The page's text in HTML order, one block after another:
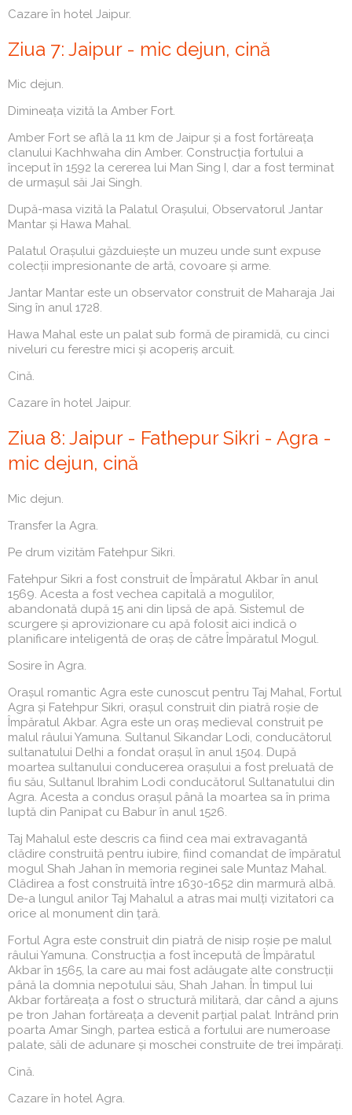
Cazare în hotel Jaipur.
Ziua 7: Jaipur - mic dejun, cină
Mic dejun.
Dimineața vizită la Amber Fort.
Amber Fort se află la 11 km de Jaipur și a fost fortăreața
clanului Kachhwaha din Amber. Construcția fortului a
început în 1592 la cererea lui Man Sing I, dar a fost terminat
de urmașul săi Jai Singh.
După-masa vizită la Palatul Orașului, Observatorul Jantar
Mantar și Hawa Mahal.
Palatul Orașului găzduiește un muzeu unde sunt expuse
colecții impresionante de artă, covoare și arme.
Jantar Mantar este un observator construit de Maharaja Jai
Sing în anul 1728.
Hawa Mahal este un palat sub formă de piramidă, cu cinci
niveluri cu ferestre mici și acoperiș arcuit.
Cină.
Cazare în hotel Jaipur.
Ziua 8: Jaipur - Fathepur Sikri - Agra -
mic dejun, cină
Mic dejun.
Transfer la Agra.
Pe drum vizităm Fatehpur Sikri.
Fatehpur Sikri a fost construit de Împăratul Akbar în anul
1569. Acesta a fost vechea capitală a mogulilor,
abandonată după 15 ani din lipsă de apă. Sistemul de
scurgere și aprovizionare cu apă folosit aici indică o
planificare inteligentă de oraș de către Împăratul Mogul.
Sosire în Agra.
Orașul romantic Agra este cunoscut pentru Taj Mahal, Fortul
Agra și Fatehpur Sikri, orașul construit din piatră roșie de
Împăratul Akbar. Agra este un oraș medieval construit pe
malul râului Yamuna. Sultanul Sikandar Lodi, conducătorul
sultanatului Delhi a fondat orașul în anul 1504. După
moartea sultanului conducerea orașului a fost preluată de
fiu său, Sultanul Ibrahim Lodi conducătorul Sultanatului din
Agra. Acesta a condus orașul până la moartea sa în prima
luptă din Panipat cu Babur în anul 1526.
Taj Mahalul este descris ca fiind cea mai extravagantă
clădire construită pentru iubire, fiind comandat de împăratul
mogul Shah Jahan în memoria reginei sale Muntaz Mahal.
Clădirea a fost construită între 1630-1652 din marmură albă.
De-a lungul anilor Taj Mahalul a atras mai mulți vizitatori ca
orice al monument din țară.
Fortul Agra este construit din piatră de nisip roșie pe malul
râului Yamuna. Construcția a fost începută de Împăratul
Akbar în 1565, la care au mai fost adăugate alte construcții
până la domnia nepotului său, Shah Jahan. În timpul lui
Akbar fortăreața a fost o structură militară, dar când a ajuns
pe tron Jahan fortăreața a devenit parțial palat. Intrând prin
poarta Amar Singh, partea estică a fortului are numeroase
palate, săli de adunare și moschei construite de trei împărați.
Cină.
Cazare în hotel Agra.